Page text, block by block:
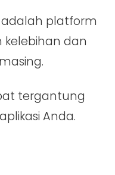
adalah platform
dan
tergantung
Anda.